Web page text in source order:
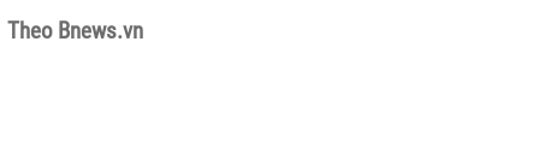
Theo Bnews.vn